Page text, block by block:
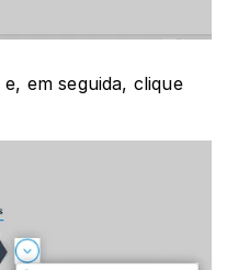
e, em seguida, clique